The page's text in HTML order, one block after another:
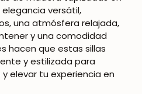
versátil,
una atmósfera relajada,
y una comodidad
hacen que estas sillas
y estilizada para
elevar tu experiencia en